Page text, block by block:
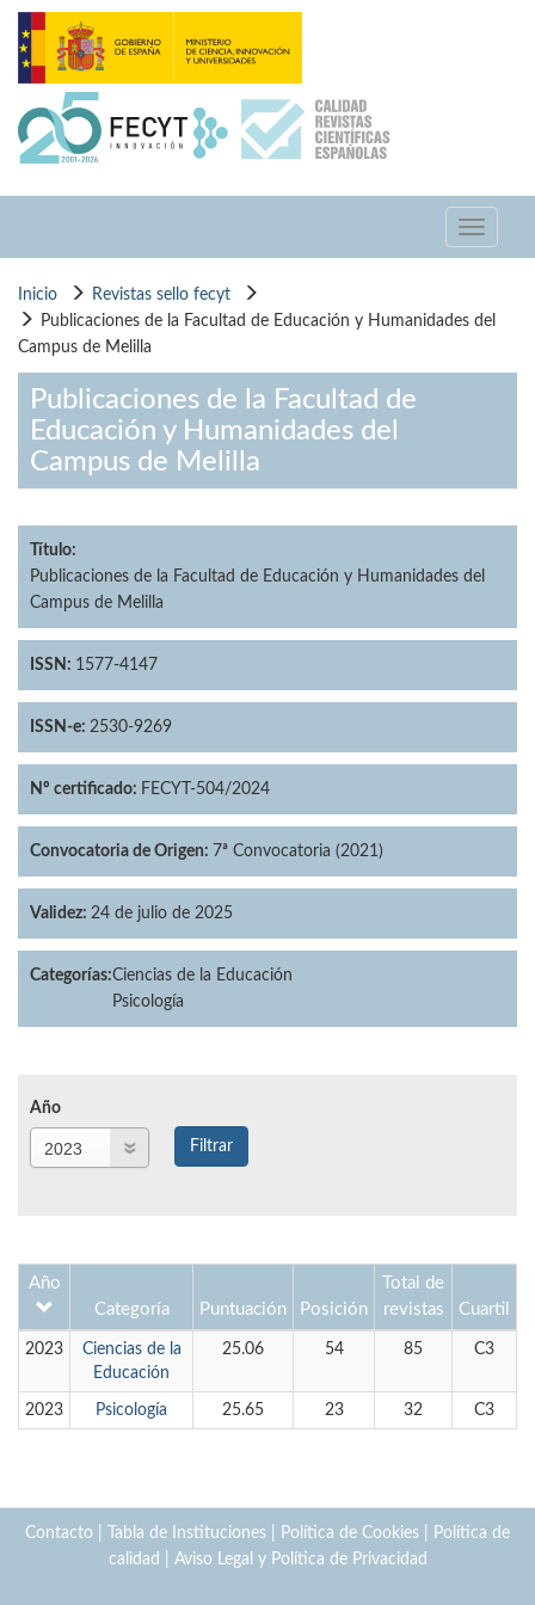
Pasar
contenido
Toggle
Inicio
Revistas sello fecyt
Publicaciones de la Facultad de Educación y Humanidades del
Campus de Melilla
Publicaciones de la Facultad de
Educación y Humanidades del
Campus de Melilla
Título:
Publicaciones de la Facultad de Educación y Humanidades del
Campus de Melilla
ISSN: 1577-4147
ISSN-e: 2530-9269
Nº certificado: FECYT-504/2024
Convocatoria de Origen: 7ª Convocatoria (2021)
Validez: 24 de julio de 2025
Categorías:Ciencias de la Educación
Psicología
Año
Filtrar
Año
Categoría
Puntuación Posición
Total de
revistas
Cuartil
2023
Ciencias de la
Educación
25.06 54 85 C3
2023 Psicología 25.65 23 32 C3
Contacto Tabla de Instituciones Política de Cookies
Política de
calidad
Aviso Legal y Política de Privacidad